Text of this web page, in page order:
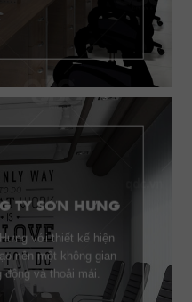
TY SƠN HƯNG
với thiết kế hiện
nên một không gian
động và thoải mái.